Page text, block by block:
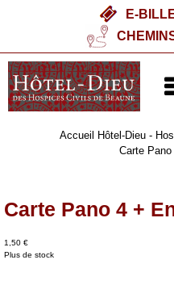
E-
Accueil Hôtel-Dieu -
Carte
Carte Pano 4 +
1,50 €
Plus de stock